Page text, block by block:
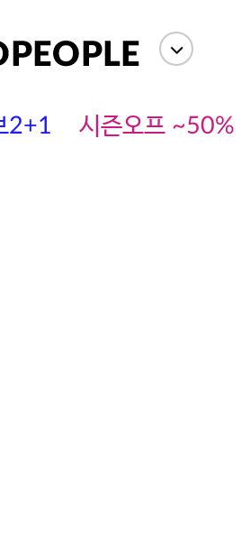
2+1 시즌오프 ~50%